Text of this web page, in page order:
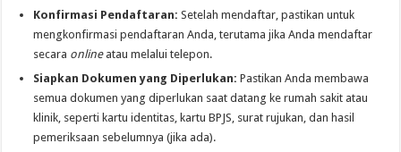
Konfirmasi Pendaftaran: Setelah mendaftar, pastikan untuk
mengkonfirmasi pendaftaran Anda, terutama jika Anda mendaftar
secara onlineatau melalui telepon.
Siapkan Dokumen yang Diperlukan: Pastikan Anda membawa
semua dokumen yang diperlukan saat datang ke rumah sakit atau
klinik, seperti kartu identitas, kartu BPJS, surat rujukan, dan hasil
pemeriksaan sebelumnya (jika ada).